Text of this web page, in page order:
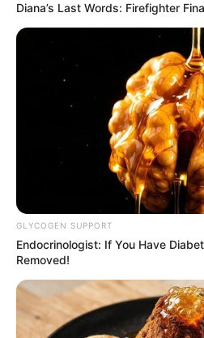
Diana’s Last Words: Firefighter
GLYCOGEN SUPPORT
Endocrinologist: If You Have
Removed!